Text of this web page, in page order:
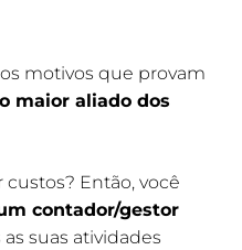
motivos que provam
maior aliado dos
Então, você
contador/gestor
suas atividades